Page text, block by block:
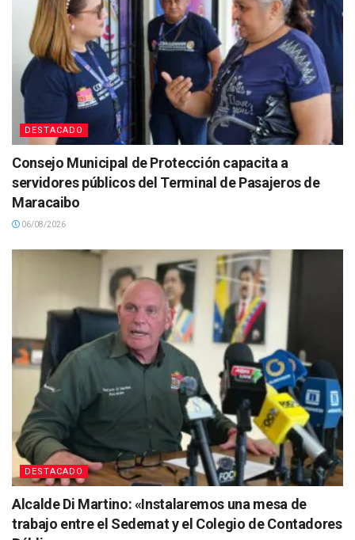
DESTACADO
Consejo Municipal de Protección capacita a
servidores públicos del Terminal de Pasajeros de
Maracaibo
06/08/2026
DESTACADO
Alcalde Di Martino: «Instalaremos una mesa de
trabajo entre el Sedemat y el Colegio de Contadores